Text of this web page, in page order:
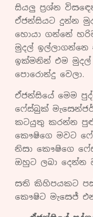
සියලු ප්‍රශ්න
ඒජන්සියට දුන්න
හොයා ගන්නේ
මුදල් ඉල්ලාගන්නෙ
ඉක්මනින් එම මුදල්
පොරොන්දු වෙලා.
ඒජන්සියේ මෙම
ෆේස්බුක්
කටයුතු කරන්න
කෞෂිගෙ මවට
නිසා කෞෂිගෙ
ඔහුට ලබා දෙන්න
සති කිහිපයකට
කෞෂිට මැසෙජ්